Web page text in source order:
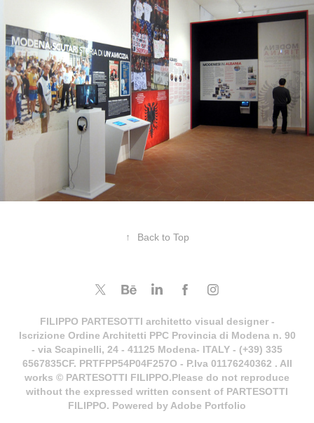
↑ Back to Top
FILIPPO PARTESOTTI architetto visual designer -
Iscrizione Ordine Architetti PPC Provincia di Modena n. 90
- via Scapinelli, 24 - 41125 Modena- ITALY - (+39) 335
6567835CF. PRTFPP54P04F257O - P.Iva 01176240362 . All
works © PARTESOTTI FILIPPO.Please do not reproduce
without the expressed written consent of PARTESOTTI
FILIPPO. Powered by Adobe Portfolio